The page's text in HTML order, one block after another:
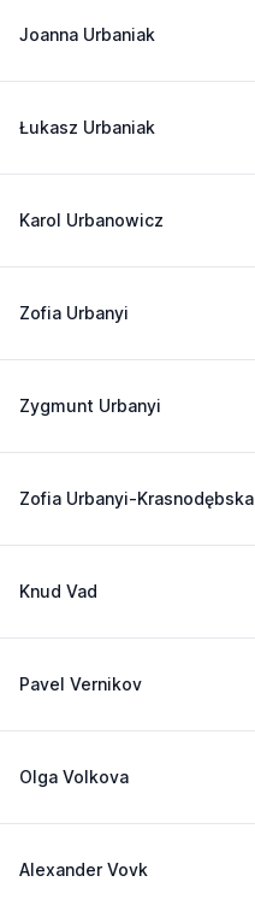
Joanna Urbaniak
Łukasz Urbaniak
Karol Urbanowicz
Zofia Urbanyi
Zygmunt Urbanyi
Zofia Urbanyi-Krasnodębska
Knud Vad
Pavel Vernikov
Olga Volkova
Alexander Vovk